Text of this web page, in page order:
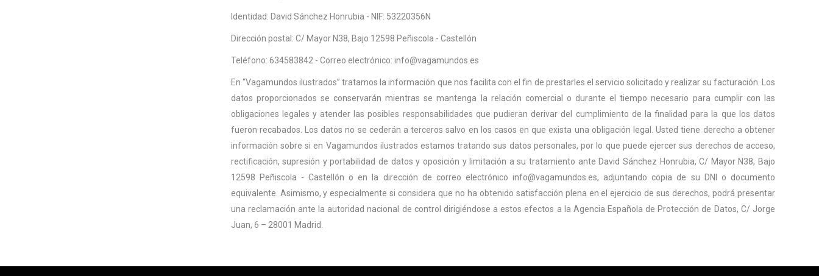
Identidad: David Sánchez Honrubia - NIF: 53220356N
Dirección postal: C/ Mayor N38, Bajo 12598 Peñiscola - Castellón
Teléfono: 634583842 - Correo electrónico: info@vagamundos.es
En “Vagamundos ilustrados” tratamos la información que nos facilita con el fin de prestarles el servicio solicitado y realizar su facturación. Los
datos proporcionados se conservarán mientras se mantenga la relación comercial o durante el tiempo necesario para cumplir con las
obligaciones legales y atender las posibles responsabilidades que pudieran derivar del cumplimiento de la finalidad para la que los datos
fueron recabados. Los datos no se cederán a terceros salvo en los casos en que exista una obligación legal. Usted tiene derecho a obtener
información sobre si en Vagamundos ilustrados estamos tratando sus datos personales, por lo que puede ejercer sus derechos de acceso,
rectificación, supresión y portabilidad de datos y oposición y limitación a su tratamiento ante David Sánchez Honrubia, C/ Mayor N38, Bajo
12598 Peñiscola - Castellón o en la dirección de correo electrónico info@vagamundos.es, adjuntando copia de su DNI o documento
equivalente. Asimismo, y especialmente si considera que no ha obtenido satisfacción plena en el ejercicio de sus derechos, podrá presentar
una reclamación ante la autoridad nacional de control dirigiéndose a estos efectos a la Agencia Española de Protección de Datos, C/ Jorge
Juan, 6 – 28001 Madrid.